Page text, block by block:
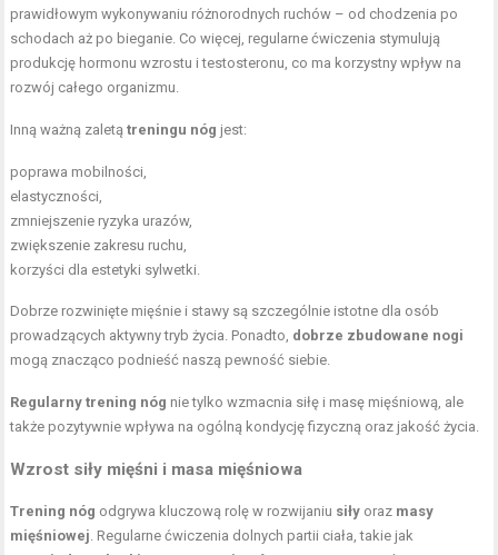
prawidłowym wykonywaniu różnorodnych ruchów – od chodzenia po
schodach aż po bieganie. Co więcej, regularne ćwiczenia stymulują
produkcję hormonu wzrostu i testosteronu, co ma korzystny wpływ na
rozwój całego organizmu.
Inną ważną zaletątreningu nóg jest:
poprawa mobilności,
elastyczności,
zmniejszenie ryzyka urazów,
zwiększenie zakresu ruchu,
korzyści dla estetyki sylwetki.
Dobrze rozwinięte mięśnie i stawy są szczególnie istotne dla osób
prowadzących aktywny tryb życia. Ponadto, dobrze zbudowane nogi
mogą znacząco podnieść naszą pewność siebie.
Regularny trening nóg nie tylko wzmacnia siłę i masę mięśniową, ale
także pozytywnie wpływa na ogólną kondycję fizyczną oraz jakość życia.
Wzrost siły mięśni i masa mięśniowa
Trening nóg odgrywa kluczową rolę w rozwijaniu siły oraz masy
mięśniowej. Regularne ćwiczenia dolnych partii ciała, takie jak